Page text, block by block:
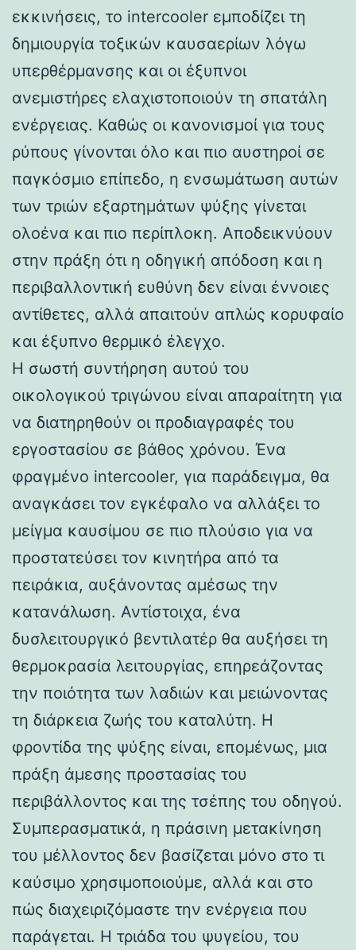
εκκινήσεις, το intercooler εμποδίζει τη
δημιουργία τοξικών καυσαερίων λόγω
υπερθέρμανσης και οι έξυπνοι
ανεμιστήρες ελαχιστοποιούν τη σπατάλη
ενέργειας. Καθώς οι κανονισμοί για τους
ρύπους γίνονται όλο και πιο αυστηροί σε
παγκόσμιο επίπεδο, η ενσωμάτωση αυτών
των τριών εξαρτημάτων ψύξης γίνεται
ολοένα και πιο περίπλοκη. Αποδεικνύουν
στην πράξη ότι η οδηγική απόδοση και η
περιβαλλοντική ευθύνη δεν είναι έννοιες
αντίθετες, αλλά απαιτούν απλώς κορυφαίο
και έξυπνο θερμικό έλεγχο.
Η σωστή συντήρηση αυτού του
οικολογικού τριγώνου είναι απαραίτητη για
να διατηρηθούν οι προδιαγραφές του
εργοστασίου σε βάθος χρόνου. Ένα
φραγμένο intercooler, για παράδειγμα, θα
αναγκάσει τον εγκέφαλο να αλλάξει το
μείγμα καυσίμου σε πιο πλούσιο για να
προστατεύσει τον κινητήρα από τα
πειράκια, αυξάνοντας αμέσως την
κατανάλωση. Αντίστοιχα, ένα
δυσλειτουργικό βεντιλατέρ θα αυξήσει τη
θερμοκρασία λειτουργίας, επηρεάζοντας
την ποιότητα των λαδιών και μειώνοντας
τη διάρκεια ζωής του καταλύτη. Η
φροντίδα της ψύξης είναι, επομένως, μια
πράξη άμεσης προστασίας του
περιβάλλοντος και της τσέπης του οδηγού.
Συμπερασματικά, η πράσινη μετακίνηση
του μέλλοντος δεν βασίζεται μόνο στο τι
καύσιμο χρησιμοποιούμε, αλλά και στο
πώς διαχειριζόμαστε την ενέργεια που
παράγεται. Η τριάδα του ψυγείου, του